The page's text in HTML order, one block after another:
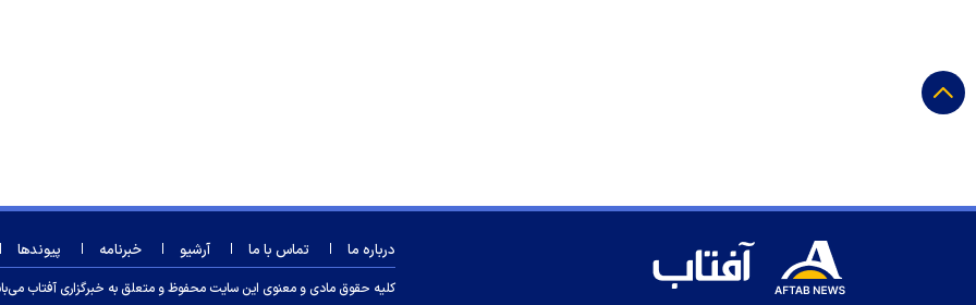
درباره ما تماس با ما آرشیو خبرنامه پیوندها
کلیه حقوق مادی و معنوی این سایت محفوظ و متعلق به خبرگزاری آفتاب